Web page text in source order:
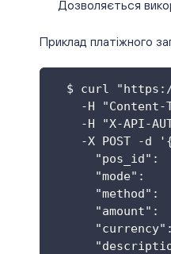
Дозволяється
Приклад платіжного
$ curl
-H "Content-
-H "X-API-
-X POST -d
"pos_id":
"mode":
"method":
"amount":